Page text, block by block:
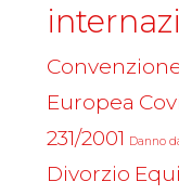
Europea
231/2001 Danno
Divorzio